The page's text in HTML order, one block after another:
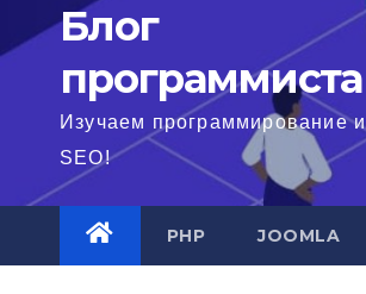
Блог
программиста
Изучаем программирование и
SEO!
PHP JOOMLA